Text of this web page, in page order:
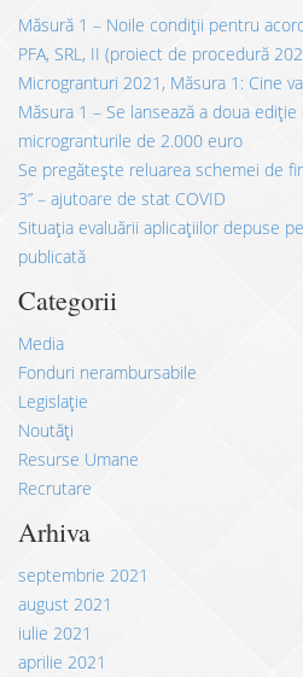
Măsură 1 – Noile condiții pentru
PFA, SRL, II (proiect de procedură
Microgranturi 2021, Măsura 1: Cine
Măsura 1 – Se lansează a doua
microgranturile de 2.000 euro
Se pregătește reluarea schemei de
3” – ajutoare de stat COVID
Situația evaluării aplicațiilor depuse
publicată
Categorii
Media
Fonduri nerambursabile
Legislație
Noutăți
Resurse Umane
Recrutare
Arhiva
septembrie 2021
august 2021
iulie 2021
aprilie 2021